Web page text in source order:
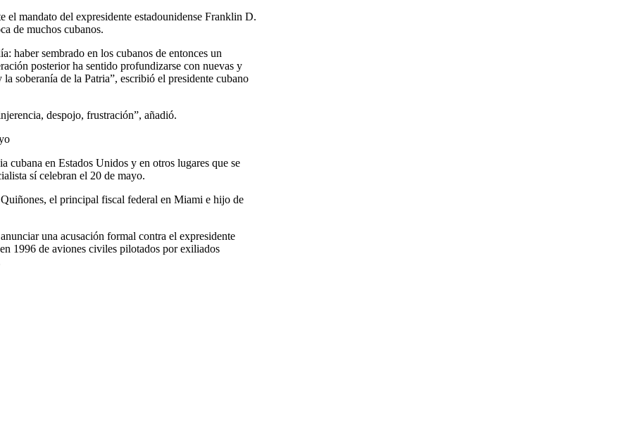
el mandato del expresidente estadounidense Franklin D.
de muchos cubanos.
haber sembrado en los cubanos de entonces un
posterior ha sentido profundizarse con nuevas y
soberanía de la Patria”, escribió el presidente cubano
despojo, frustración”, añadió.
cubana en Estados Unidos y en otros lugares que se
sí celebran el 20 de mayo.
el principal fiscal federal en Miami e hijo de
una acusación formal contra el expresidente
1996 de aviones civiles pilotados por exiliados